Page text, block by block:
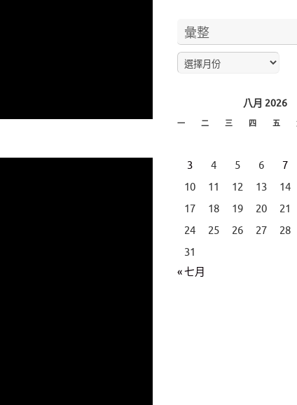
彙整
八月 2026
一 二 三 四 五
« 七月
3
4 5 6 7
10
11 12 13 14
17
18 19 20 21
24
25 26 27 28
31